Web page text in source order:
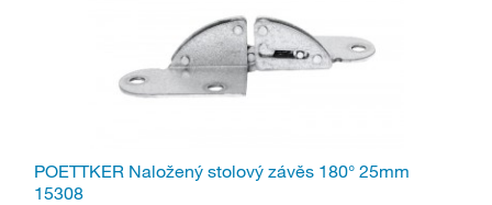
POETTKER Naložený stolový závěs 180° 25mm
15308